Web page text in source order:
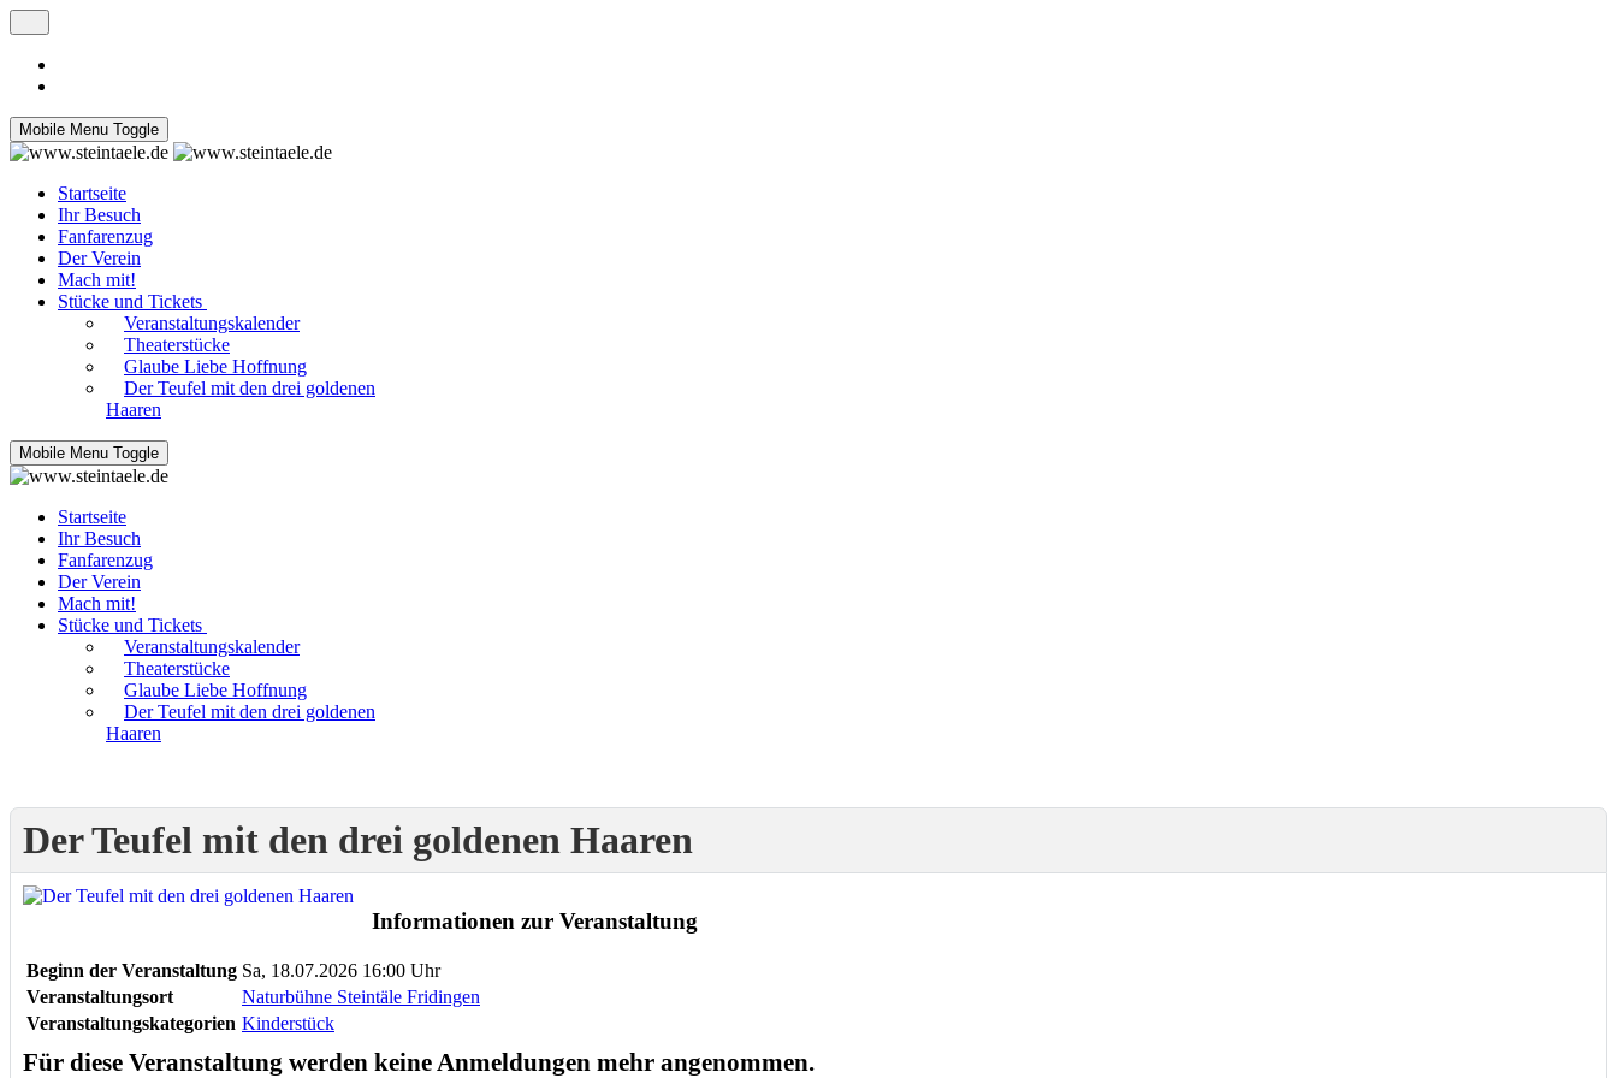
Mobile Menu Toggle
Startseite
Ihr Besuch
Fanfarenzug
Der Verein
Mach mit!
Stücke und Tickets
Veranstaltungskalender
Theaterstücke
Glaube Liebe Hoffnung
Der Teufel mit den drei goldenen
Haaren
Mobile Menu Toggle
Startseite
Ihr Besuch
Fanfarenzug
Der Verein
Mach mit!
Stücke und Tickets
Veranstaltungskalender
Theaterstücke
Glaube Liebe Hoffnung
Der Teufel mit den drei goldenen
Haaren
Der Teufel mit den drei goldenen Haaren
Informationen zur Veranstaltung
Beginn der Veranstaltung Sa, 18.07.2026 16:00 Uhr
Veranstaltungsort
Naturbühne Steintäle Fridingen
Veranstaltungskategorien Kinderstück
Für diese Veranstaltung werden keine Anmeldungen mehr angenommen.